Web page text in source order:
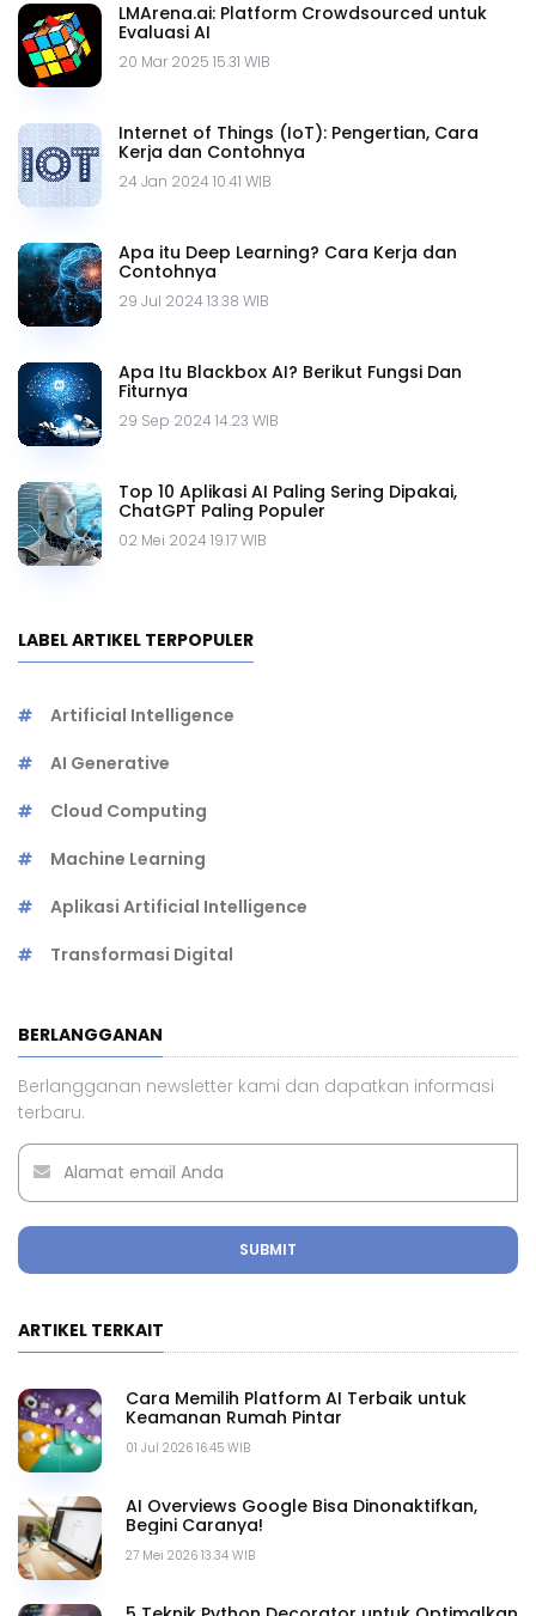
LMArena.ai: Platform Crowdsourced untuk
Evaluasi AI
20 Mar 2025 15.31 WIB
Internet of Things (IoT): Pengertian, Cara
Kerja dan Contohnya
24 Jan 2024 10.41 WIB
Apa itu Deep Learning? Cara Kerja dan
Contohnya
29 Jul 2024 13.38 WIB
Apa Itu Blackbox AI? Berikut Fungsi Dan
Fiturnya
29 Sep 2024 14.23 WIB
Top 10 Aplikasi AI Paling Sering Dipakai,
ChatGPT Paling Populer
02 Mei 2024 19.17 WIB
LABEL ARTIKEL TERPOPULER
Artificial Intelligence
AI Generative
Cloud Computing
Machine Learning
Aplikasi Artificial Intelligence
Transformasi Digital
BERLANGGANAN
Berlangganan newsletter kami dan dapatkan informasi
terbaru.
SUBMIT
ARTIKEL TERKAIT
01 Jul 2026 16.45 WIB
Cara Memilih Platform AI Terbaik untuk
Keamanan Rumah Pintar
27 Mei 2026 13.34 WIB
AI Overviews Google Bisa Dinonaktifkan,
Begini Caranya!